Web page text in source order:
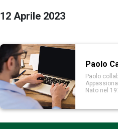
12 Aprile 2023
Paolo
Paolo
Nato nel